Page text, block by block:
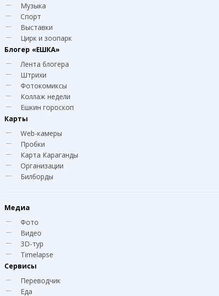
Музыка
Спорт
Выставки
Цирк и зоопарк
Блогер «ЕШКА»
Лента блогера
Штрихи
Фотокомиксы
Коллаж недели
Ешкин гороскоп
Карты
Web-камеры
Пробки
Карта Караганды
Организации
Билборды
Медиа
Фото
Видео
3D-тур
Timelapse
Сервисы
Переводчик
Еда